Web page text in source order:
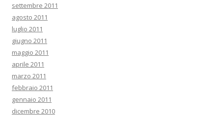
settembre 2011
agosto 2011
luglio 2011
giugno 2011
maggio 2011
aprile 2011
marzo 2011
febbraio 2011
gennaio 2011
dicembre 2010